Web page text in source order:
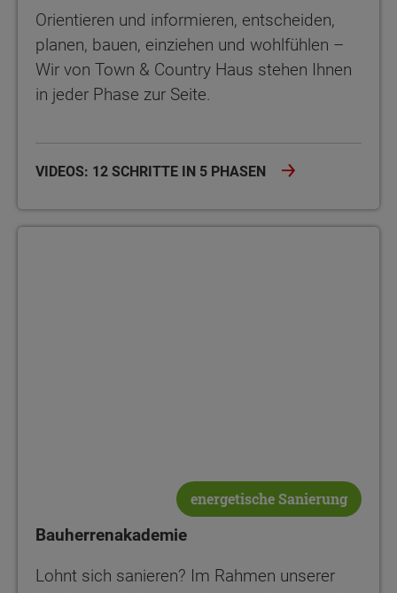
Orientieren und informieren, entscheiden,
planen, bauen, einziehen und wohlfühlen –
Wir von Town & Country Haus stehen Ihnen
in jeder Phase zur Seite.
VIDEOS: 12 SCHRITTE IN 5 PHASEN
energetische Sanierung
Bauherrenakademie
Lohnt sich sanieren? Im Rahmen unserer